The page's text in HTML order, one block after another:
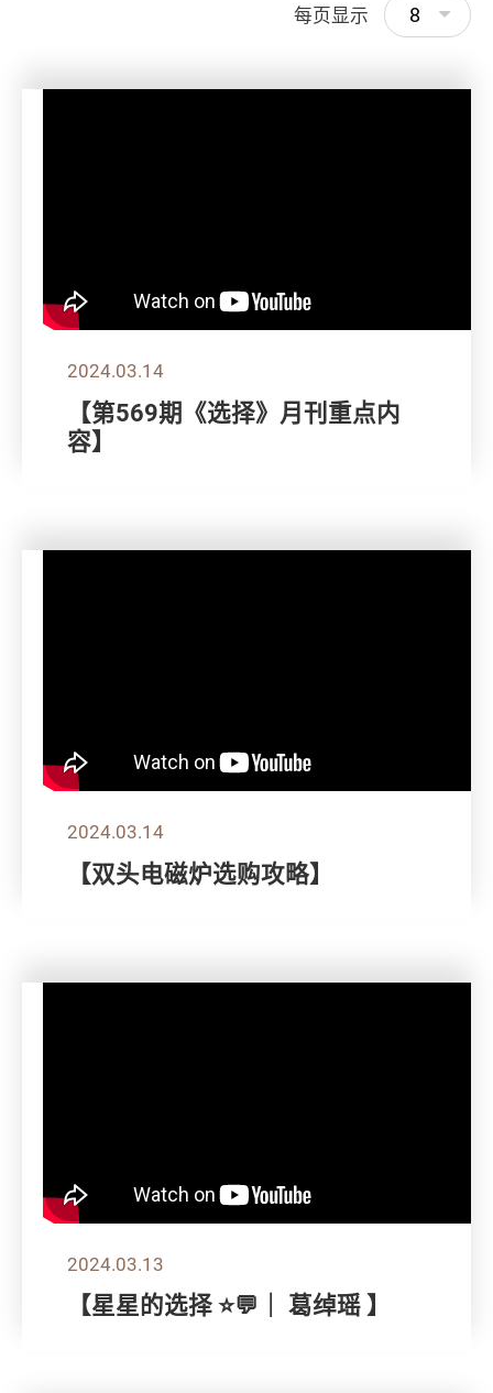
每页显示 8
2024.03.14
【第569期《选择》月刊重点内
容】
2024.03.14
【双头电磁炉选购攻略】
2024.03.13
【星星的选择 ⭐💬｜ 葛绰瑶 】